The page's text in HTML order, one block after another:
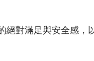
絕對滿足與安全感，